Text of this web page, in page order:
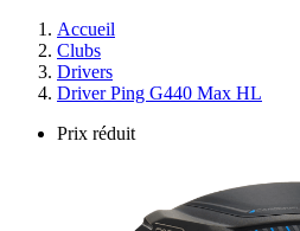
Accueil
Clubs
Drivers
Driver Ping G440 Max HL
Prix réduit